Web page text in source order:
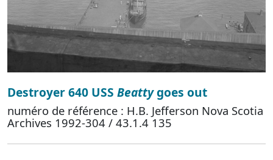
Destroyer 640 USS Beattygoes out
numéro de référence : H.B. Jefferson Nova Scotia
Archives 1992-304 / 43.1.4 135